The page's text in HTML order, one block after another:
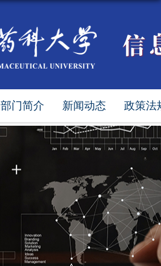
部门简介 新闻动态 政策法